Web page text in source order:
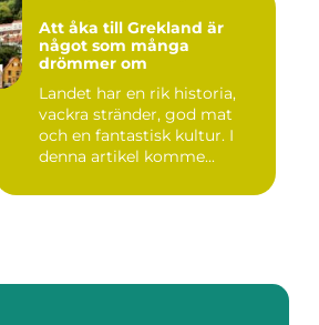
Att åka till Grekland är
något som många
drömmer om
Landet har en rik historia,
vackra stränder, god mat
och en fantastisk kultur. I
denna artikel komme...